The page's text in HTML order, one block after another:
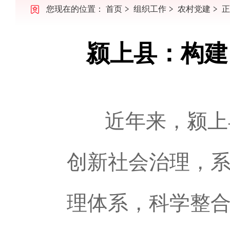
您现在的位置： 首页 组织工作 农村党建
颍上县：构
近年来，颍上
创新社会治理，
理体系，科学整